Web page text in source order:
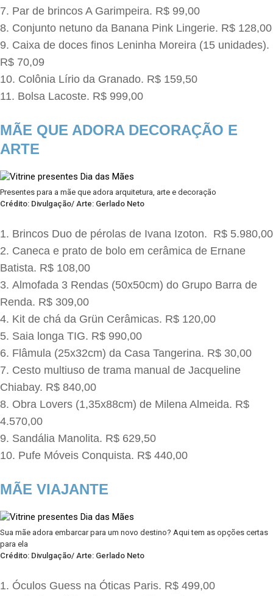
Par de brincos A Garimpeira. R$ 99,00
Conjunto netuno da Banana Pink Lingerie. R$ 128,00
Caixa de doces finos Leninha Moreira (15 unidades).
R$ 70,09
Colônia Lírio da Granado. R$ 159,50
Bolsa Lacoste. R$ 999,00
MÃE QUE ADORA DECORAÇÃO E
ARTE
Presentes para a mãe que adora arquitetura, arte e decoração
Crédito: Divulgação/ Arte: Gerlado Neto
Brincos Duo de pérolas de Ivana Izoton. R$ 5.980,00
Caneca e prato de bolo em cerâmica de Ernane
Batista. R$ 108,00
Almofada 3 Rendas (50x50cm) do Grupo Barra de
Renda. R$ 309,00
Kit de chá da Grün Cerâmicas. R$ 120,00
Saia longa TIG. R$ 990,00
Flâmula (25x32cm) da Casa Tangerina. R$ 30,00
Cesto multiuso de trama manual de Jacqueline
Chiabay. R$ 840,00
Obra Lovers (1,35x88cm) de Milena Almeida. R$
4.570,00
Sandália Manolita. R$ 629,50
Pufe Móveis Conquista. R$ 440,00
MÃE VIAJANTE
Sua mãe adora embarcar para um novo destino? Aqui tem as opções certas
para ela
Crédito: Divulgação/ Arte: Gerlado Neto
Óculos Guess na Óticas Paris. R$ 499,00